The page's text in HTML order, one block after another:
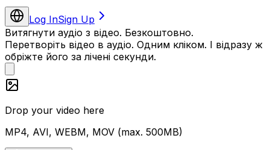
Log InSign Up
Витягнути аудіо з відео. Безкоштовно.
Перетворіть відео в аудіо. Одним кліком. І відразу ж
обріжте його за лічені секунди.
Drop your video here
MP4, AVI, WEBM, MOV (max. 500MB)